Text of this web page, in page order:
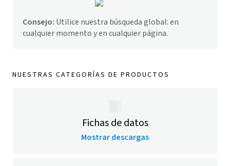
Consejo: Utilice nuestra búsqueda global: en
cualquier momento y en cualquier página.
NUESTRAS CATEGORÍAS DE PRODUCTOS
Fichas de datos
Mostrar descargas